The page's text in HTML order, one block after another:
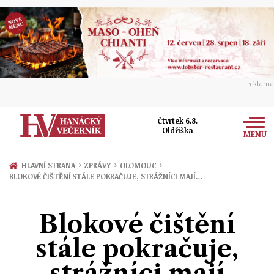
reklama
Čtvrtek 6.8.
Oldřiška
MENU
Zprávy
Prostějov
Přerov
Politika
Ekonomika
Kultura
Hudba
Společnost
HLAVNÍ STRANA › ZPRÁVY › OLOMOUC ›
BLOKOVÉ ČIŠTĚNÍ STÁLE POKRAČUJE, STRÁŽNÍCI MAJÍ…
Blokové čištění
stále pokračuje,